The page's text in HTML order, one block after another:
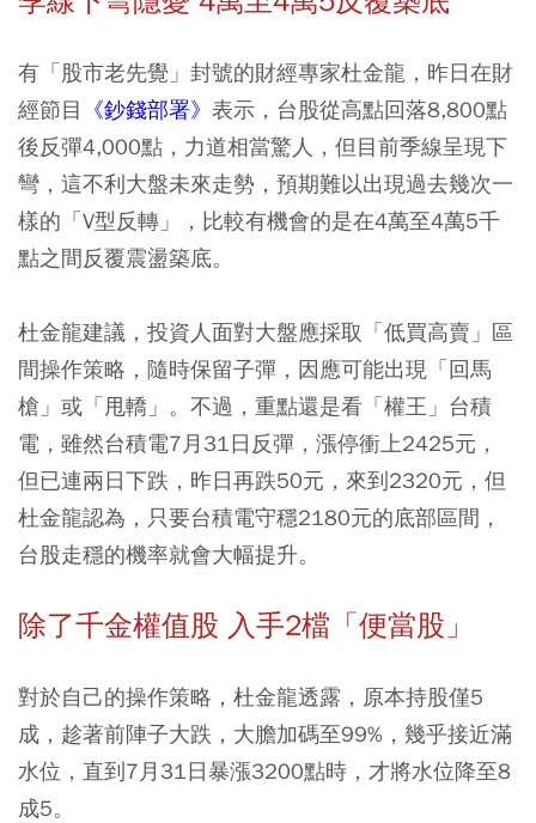
有「股市老先覺」封號的財經專家杜金龍，昨日在財
經節目 《鈔錢部署》 表示，台股從高點回落8,800點
後反彈4,000點，力道相當驚人，但目前季線呈現下
彎，這不利大盤未來走勢，預期難以出現過去幾次一
樣的「V型反轉」，比較有機會的是在4萬至4萬5千
點之間反覆震盪築底。
杜金龍建議，投資人面對大盤應採取「低買高賣」區
間操作策略，隨時保留子彈，因應可能出現「回馬
槍」或「甩轎」。不過，重點還是看「權王」台積
電，雖然台積電7月31日反彈，漲停衝上2425元，
但已連兩日下跌，昨日再跌50元，來到2320元，但
杜金龍認為，只要台積電守穩2180元的底部區間，
台股走穩的機率就會大幅提升。
除了千金權值股 入手2檔「便當股」
對於自己的操作策略，杜金龍透露，原本持股僅5
成，趁著前陣子大跌，大膽加碼至99%，幾乎接近滿
水位，直到7月31日暴漲3200點時，才將水位降至8
成5。